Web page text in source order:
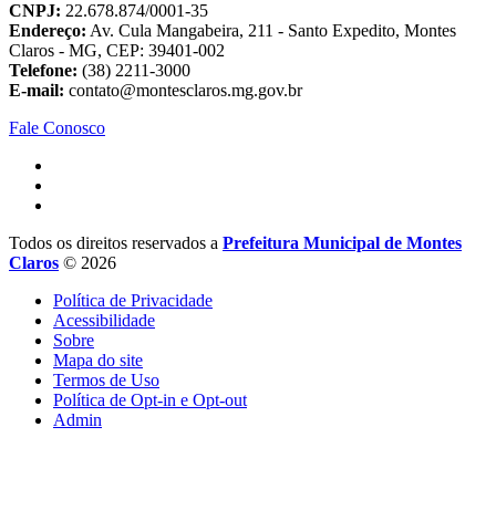
CNPJ: 22.678.874/0001-35
Endereço: Av. Cula Mangabeira, 211 - Santo Expedito, Montes
Claros - MG, CEP: 39401-002
Telefone: (38) 2211-3000
E-mail: contato@montesclaros.mg.gov.br
Fale Conosco
Todos os direitos reservados a Prefeitura Municipal de Montes
Claros © 2026
Política de Privacidade
Acessibilidade
Sobre
Mapa do site
Termos de Uso
Política de Opt-in e Opt-out
Admin